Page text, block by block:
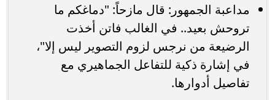
مداعبة الجمهور: قال مازحاً: "دماغكم ما
تروحش بعيد.. في الغالب فاتن أخذت
الرضيعة من نرجس لزوم التصوير ليس إلا"،
في إشارة ذكية للتفاعل الجماهيري مع
تفاصيل أدوارها.